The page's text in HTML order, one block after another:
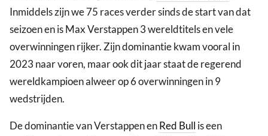
Inmiddels zijn we 75 races verder sinds de start van dat
seizoen en is Max Verstappen 3 wereldtitels en vele
overwinningen rijker. Zijn dominantie kwam vooral in
2023 naar voren, maar ook dit jaar staat de regerend
wereldkampioen alweer op 6 overwinningen in 9
wedstrijden.
De dominantie van Verstappen enRed Bull is een